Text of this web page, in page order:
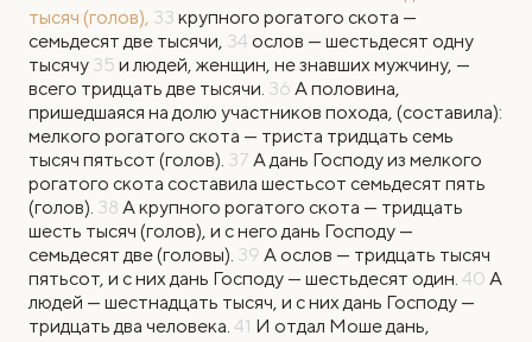
тысяч (голов), 33 крупного рогатого скота —
семьдесят две тысячи, 34 ослов — шестьдесят одну
тысячу 35 и людей, женщин, не знавших мужчину, —
всего тридцать две тысячи. 36 А половина,
пришедшаяся на долю участников похода, (составила):
мелкого рогатого скота — триста тридцать семь
тысяч пятьсот (голов). 37 А дань Господу из мелкого
рогатого скота составила шестьсот семьдесят пять
(голов). 38 А крупного рогатого скота — тридцать
шесть тысяч (голов), и с него дань Господу —
семьдесят две (головы). 39 А ослов — тридцать тысяч
пятьсот, и с них дань Господу — шестьдесят один. 40 А
людей — шестнадцать тысяч, и с них дань Господу —
тридцать два человека. 41 И отдал Моше дань,